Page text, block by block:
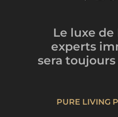
Le luxe
experts
sera toujours
PURE LIVING